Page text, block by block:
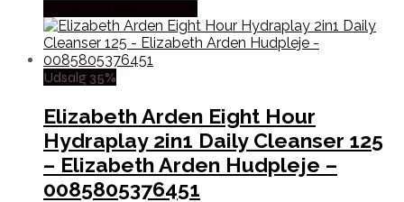
Udsalg 35%
Elizabeth Arden Eight Hour
Hydraplay 2in1 Daily Cleanser 125
– Elizabeth Arden Hudpleje –
0085805376451